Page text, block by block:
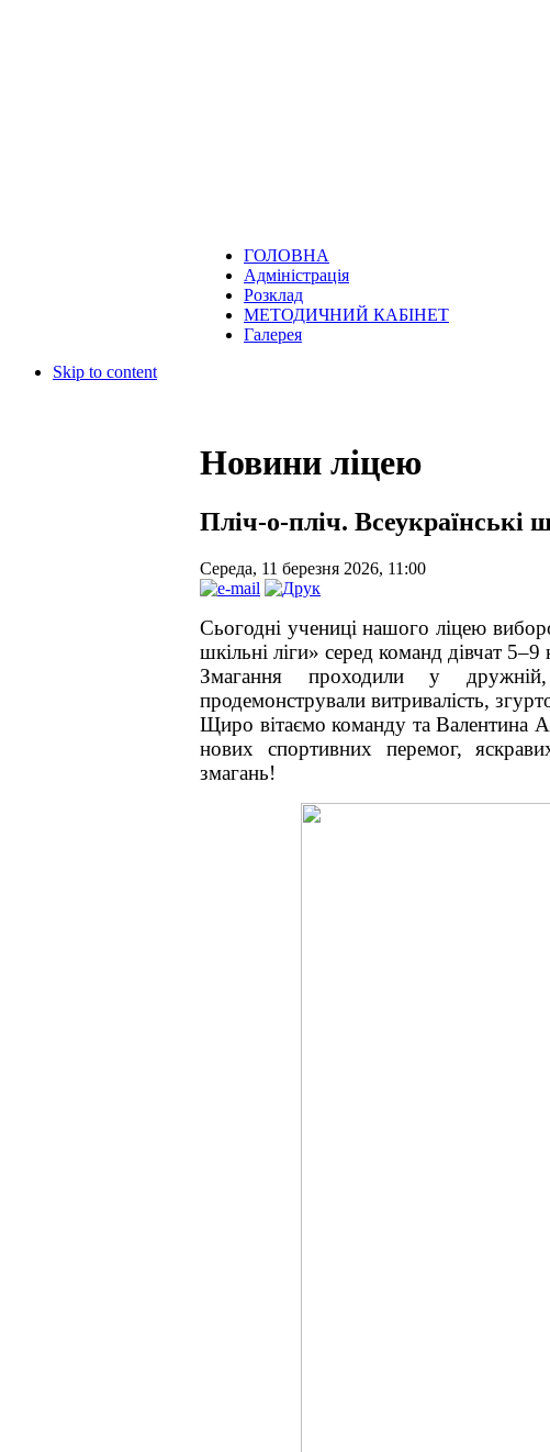
ГОЛОВНА
Адміністрація
Розклад
МЕТОДИЧНИЙ КАБІНЕТ
Галерея
Skip to content
Новини ліцею
Пліч-о-пліч. Всеукраїнські
Середа, 11 березня 2026, 11:00
Сьогодні учениці нашого ліцею
шкільні ліги» серед команд дівчат 5–9
Змагання проходили у
продемонстрували витривалість,
Щиро вітаємо команду та Валентина
нових спортивних перемог,
змагань!